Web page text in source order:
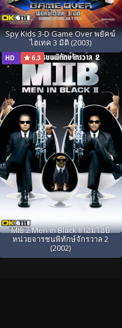
Spy Kids 3-D Game Over พยัคฆ์
ไฮเทค 3 มิติ (2003)
HD 6.3
MIB 2 Men in Black II เอ็มไอบี
หน่วยจารชนพิทักษ์จักรวาล 2
(2002)